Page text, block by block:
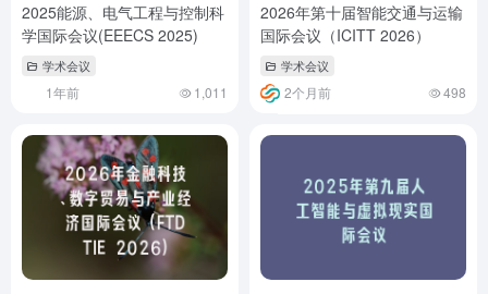
2025能源、电气工程与控制科
学国际会议(EEECS 2025)
学术会议
1年前 1,011
2026年第十届智能交通与运输
国际会议（ICITT 2026）
学术会议
2个月前 498